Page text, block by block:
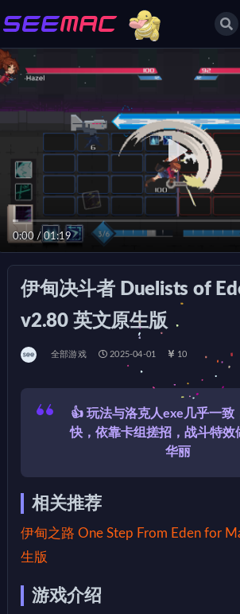
0:00 / 01:19
伊甸决斗者 Duelists of
v2.80 英文原生版
全部游戏 2025-04-01 10
👍 玩法与洛克人exe几乎一致
快，依靠卡组搓招，战斗特效
华丽
相关推荐
伊甸之路 One Step From Eden for
生版
游戏介绍